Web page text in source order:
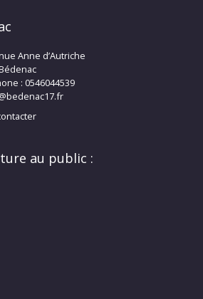
Anne d’Autriche
: 0546044539
au public :